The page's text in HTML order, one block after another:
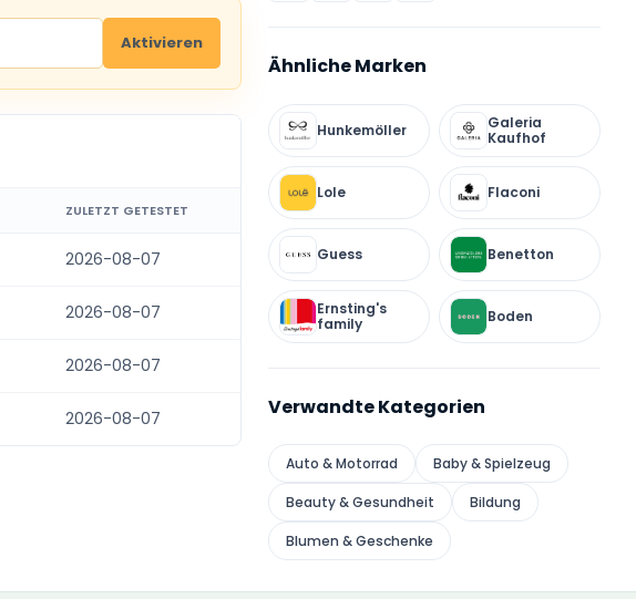
Aktivieren
ZULETZT GETESTET
2026-08-07
2026-08-07
2026-08-07
2026-08-07
Ähnliche Marken
Hunkemöller
Galeria
Kaufhof
Lole Flaconi
Guess Benetton
Ernsting's
family
Boden
Verwandte Kategorien
Auto & Motorrad Baby & Spielzeug
Beauty & Gesundheit Bildung
Blumen & Geschenke